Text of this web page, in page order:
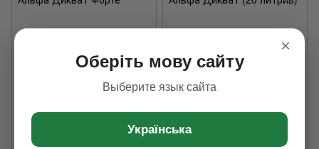
Десикант Альфа Дикват
Форте
Десикант Альфа Дикват (20
литрив)
×
Оберіть мову сайту
Выберите язык сайта
Українська